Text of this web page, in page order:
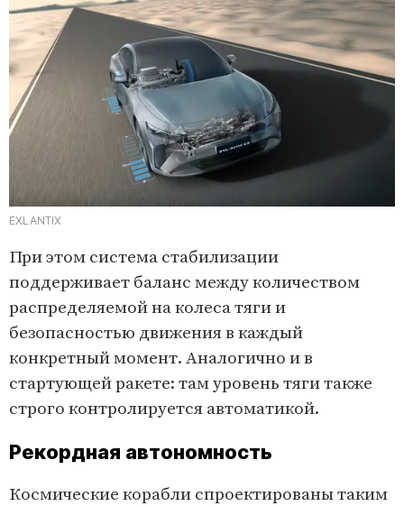
EXLANTIX
При этом система стабилизации
поддерживает баланс между количеством
распределяемой на колеса тяги и
безопасностью движения в каждый
конкретный момент. Аналогично и в
стартующей ракете: там уровень тяги также
строго контролируется автоматикой.
Рекордная автономность
Космические корабли спроектированы таким